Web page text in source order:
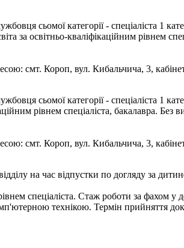
сьомої категорії - спеціаліста 1
за освітньо-кваліфікаційним рівнем
смт. Короп, вул. Кибальчича, 3,
сьомої категорії - спеціаліста 1
рівнем спеціаліста, бакалавра. Без
смт. Короп, вул. Кибальчича, 3,
на час відпустки по догляду за
спеціаліста. Стаж роботи за фахом у
технікою. Термін прийняття